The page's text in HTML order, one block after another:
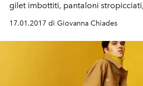
gilet imbottiti, pantaloni
17.01.2017 di Giovanna Chiades